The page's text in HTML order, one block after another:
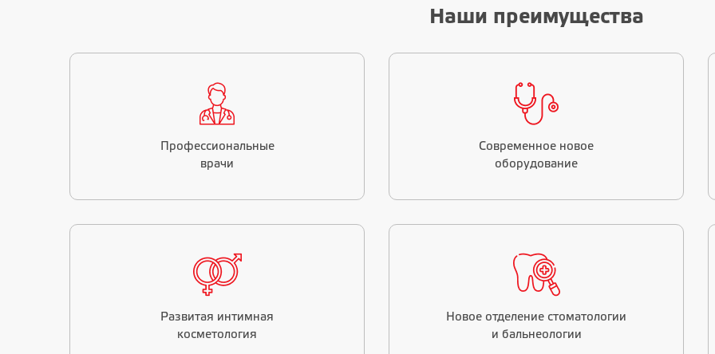
Наши преимущества
Профессиональные
врачи
Современное новое
оборудование
Развитая интимная
косметология
Новое отделение стоматологии
и бальнеологии